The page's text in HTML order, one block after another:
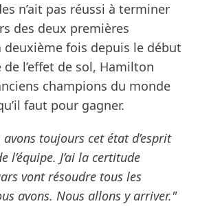
n’ait pas réussi à terminer
des deux premières
deuxième fois depuis le début
de l’effet de sol, Hamilton
champions du monde
faut pour gagner.
avons toujours cet état d’esprit
l’équipe. J’ai la certitude
vont résoudre tous les
avons. Nous allons y arriver."